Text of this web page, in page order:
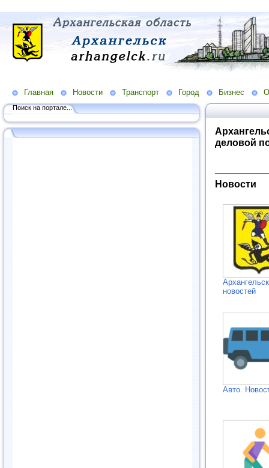
Главная Новости Транспорт Город Бизнес
Поиск на портале...
деловой
Новости
новостей
Авто.